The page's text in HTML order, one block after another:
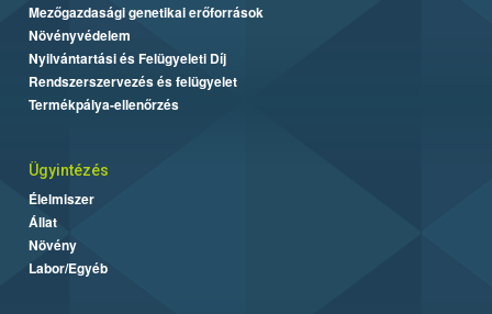
Mezőgazdasági genetikai erőforrások
Növényvédelem
Nyilvántartási és Felügyeleti Díj
Rendszerszervezés és felügyelet
Termékpálya-ellenőrzés
Ügyintézés
Élelmiszer
Állat
Növény
Labor/Egyéb